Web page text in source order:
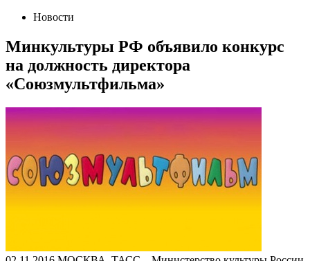
Новости
Минкультуры РФ объявило конкурс
на должность директора
«Союзмультфильма»